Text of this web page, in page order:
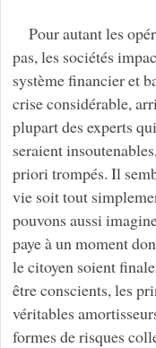
Pour autant les
pas, les sociétés
système financier et
crise considérable,
plupart des experts
seraient
priori trompés. Il
vie soit tout
pouvons aussi
paye à un moment
le citoyen soient
être conscients, les
véritables
formes de risques